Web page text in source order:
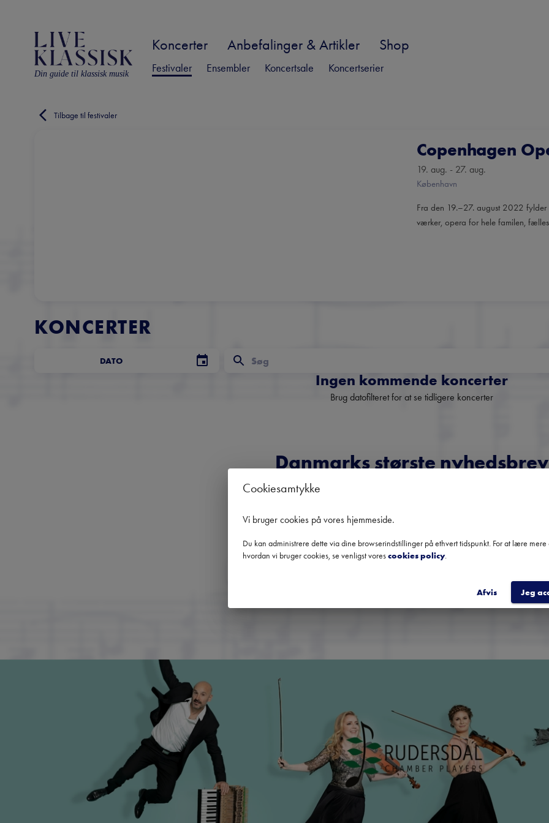
Din guide til klassisk musik
Koncerter Anbefalinger & Artikler Shop
Festivaler Ensembler Koncertsale Koncertserier
Tilbage til festivaler
Copenhagen
19. aug. - 27. aug.
København
Fra den 19.–27. august 2022 fylder
værker, opera for hele familen, fælles
KONCERTER
DATO
Ingen kommende koncerter
Brug datofilteret for at se tidligere koncerter
Danmarks største nyhedsbrev
anbefalinger fra hele landet.
Cookiesamtykke
Vi bruger cookies på vores hjemmeside.
Du kan administrere dette via dine browserindstillinger på ethvert tidspunkt. For at lære mere
hvordan vi bruger cookies, se venligst vorescookies policy.
Afvis Jeg